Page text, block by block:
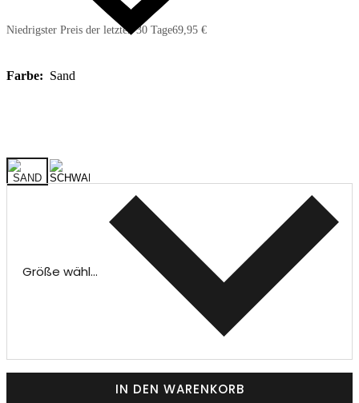
Niedrigster Preis der letzten 30 Tage69,95 €
Farbe: Sand
Größe wählen
IN DEN WARENKORB